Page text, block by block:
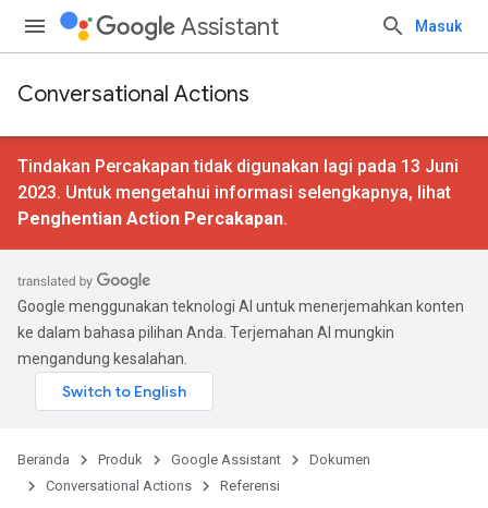
Assistant Masuk
Conversational Actions
Tindakan Percakapan tidak digunakan lagi pada 13 Juni
2023. Untuk mengetahui informasi selengkapnya, lihat
Penghentian Action Percakapan.
Google menggunakan teknologi AI untuk menerjemahkan konten
ke dalam bahasa pilihan Anda. Terjemahan AI mungkin
mengandung kesalahan.
Beranda Produk Google Assistant
Dokumen
Conversational Actions
Referensi